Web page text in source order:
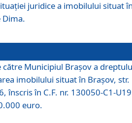
juridice a imobilului situat
Dima.
către Municipiul Brașov a
imobilului situat în Brașov, str.
înscris în C.F. nr. 130050-C1-U19
euro.